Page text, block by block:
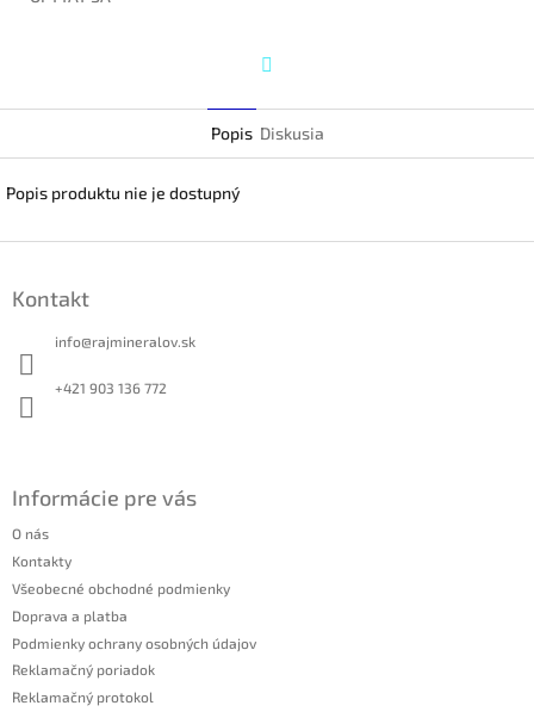
Popis Diskusia
Popis produktu nie je dostupný
Kontakt
info@rajmineralov.sk
+421 903 136 772
Informácie pre vás
O nás
Kontakty
Všeobecné obchodné podmienky
Doprava a platba
Podmienky ochrany osobných údajov
Reklamačný poriadok
Reklamačný protokol